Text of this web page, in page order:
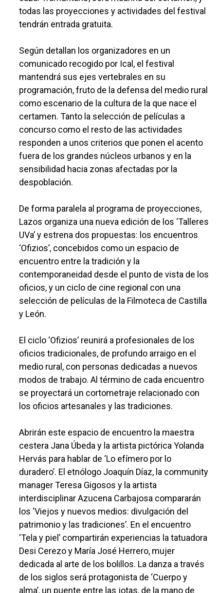
todas las proyecciones y actividades del festival
tendrán entrada gratuita.
Según detallan los organizadores en un
comunicado recogido por Ical, el festival
mantendrá sus ejes vertebrales en su
programación, fruto de la defensa del medio rural
como escenario de la cultura de la que nace el
certamen. Tanto la selección de películas a
concurso como el resto de las actividades
responden a unos criterios que ponen el acento
fuera de los grandes núcleos urbanos y en la
sensibilidad hacia zonas afectadas por la
despoblación.
De forma paralela al programa de proyecciones,
Lazos organiza una nueva edición de los ‘Talleres
UVa’ y estrena dos propuestas: los encuentros
‘Ofizios’, concebidos como un espacio de
encuentro entre la tradición y la
contemporaneidad desde el punto de vista de los
oficios, y un ciclo de cine regional con una
selección de películas de la Filmoteca de Castilla
y León.
El ciclo ‘Ofizios’ reunirá a profesionales de los
oficios tradicionales, de profundo arraigo en el
medio rural, con personas dedicadas a nuevos
modos de trabajo. Al término de cada encuentro
se proyectará un cortometraje relacionado con
los oficios artesanales y las tradiciones.
Abrirán este espacio de encuentro la maestra
cestera Jana Úbeda y la artista pictórica Yolanda
Hervás para hablar de ‘Lo efímero por lo
duradero’. El etnólogo Joaquín Díaz, la community
manager Teresa Gigosos y la artista
interdisciplinar Azucena Carbajosa compararán
los ‘Viejos y nuevos medios: divulgación del
patrimonio y las tradiciones’. En el encuentro
‘Tela y piel’ compartirán experiencias la tatuadora
Desi Cerezo y María José Herrero, mujer
dedicada al arte de los bolillos. La danza a través
de los siglos será protagonista de ‘Cuerpo y
alma’, un puente entre las jotas, de la mano de